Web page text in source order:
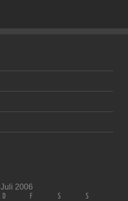
Juli 2006
D F S S